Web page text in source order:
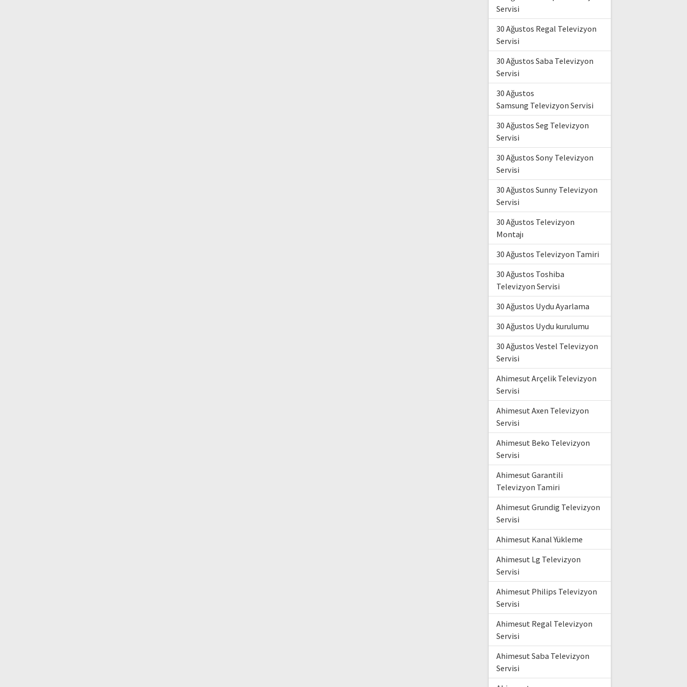
Servisi
30 Ağustos Regal Televizyon
Servisi
30 Ağustos Saba Televizyon
Servisi
30 Ağustos
Samsung Televizyon Servisi
30 Ağustos Seg Televizyon
Servisi
30 Ağustos Sony Televizyon
Servisi
30 Ağustos Sunny Televizyon
Servisi
30 Ağustos Televizyon
Montajı
30 Ağustos Televizyon Tamiri
30 Ağustos Toshiba
Televizyon Servisi
30 Ağustos Uydu Ayarlama
30 Ağustos Uydu kurulumu
30 Ağustos Vestel Televizyon
Servisi
Ahimesut Arçelik Televizyon
Servisi
Ahimesut Axen Televizyon
Servisi
Ahimesut Beko Televizyon
Servisi
Ahimesut Garantili
Televizyon Tamiri
Ahimesut Grundig Televizyon
Servisi
Ahimesut Kanal Yükleme
Ahimesut Lg Televizyon
Servisi
Ahimesut Philips Televizyon
Servisi
Ahimesut Regal Televizyon
Servisi
Ahimesut Saba Televizyon
Servisi